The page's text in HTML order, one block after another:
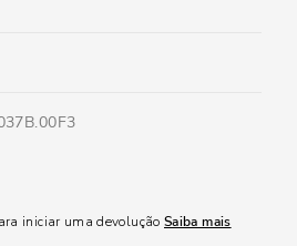
iniciar uma devolução Saiba mais